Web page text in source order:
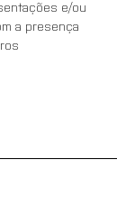
e/ou
a presença